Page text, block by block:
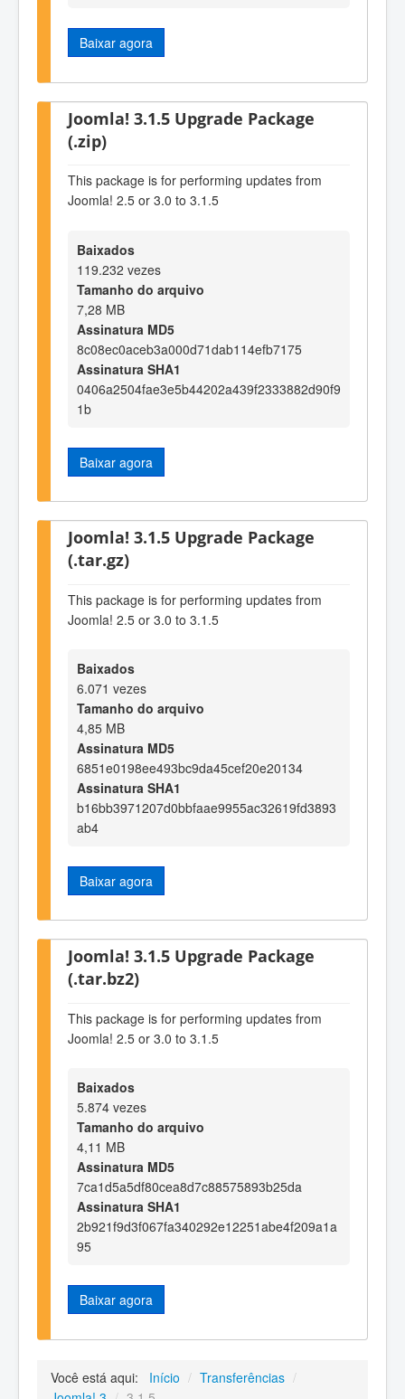
Baixar agora
Joomla! 3.1.5 Upgrade Package
(.zip)
This package is for performing updates from
Joomla! 2.5 or 3.0 to 3.1.5
Baixados
119.232 vezes
Tamanho do arquivo
7,28 MB
Assinatura MD5
8c08ec0aceb3a000d71dab114efb7175
Assinatura SHA1
0406a2504fae3e5b44202a439f2333882d90f9
1b
Baixar agora
Joomla! 3.1.5 Upgrade Package
(.tar.gz)
This package is for performing updates from
Joomla! 2.5 or 3.0 to 3.1.5
Baixados
6.071 vezes
Tamanho do arquivo
4,85 MB
Assinatura MD5
6851e0198ee493bc9da45cef20e20134
Assinatura SHA1
b16bb3971207d0bbfaae9955ac32619fd3893
ab4
Baixar agora
Joomla! 3.1.5 Upgrade Package
(.tar.bz2)
This package is for performing updates from
Joomla! 2.5 or 3.0 to 3.1.5
Baixados
5.874 vezes
Tamanho do arquivo
4,11 MB
Assinatura MD5
7ca1d5a5df80cea8d7c88575893b25da
Assinatura SHA1
2b921f9d3f067fa340292e12251abe4f209a1a
95
Baixar agora
Você está aqui: Início / Transferências /